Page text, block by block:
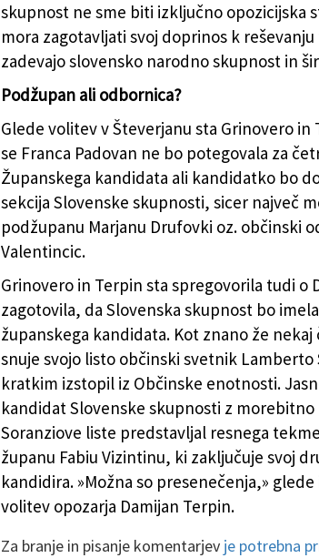
skupnost ne sme biti izključno opozicijska
mora zagotavljati svoj doprinos k
zadevajo slovensko narodno skupnost in
Podžupan ali odbornica?
Glede volitev v Števerjanu sta Grinovero
se Franca Padovan ne bo potegovala za
Županskega kandidata ali kandidatko bo
sekcija Slovenske skupnosti, sicer največ
podžupanu Marjanu Drufovki oz. občinski
Valentincic.
Grinovero in Terpin sta spregovorila tudi o
zagotovila, da Slovenska skupnost bo
županskega kandidata. Kot znano že nekaj
snuje svojo listo občinski svetnik Lamberto
kratkim izstopil iz Občinske enotnosti.
kandidat Slovenske skupnosti z
Soranziove liste predstavljal resnega
županu Fabiu Vizintinu, ki zaključuje svoj
kandidira. »Možna so presenečenja,»
volitev opozarja Damijan Terpin.
Za branje in pisanje komentarjev je potrebna